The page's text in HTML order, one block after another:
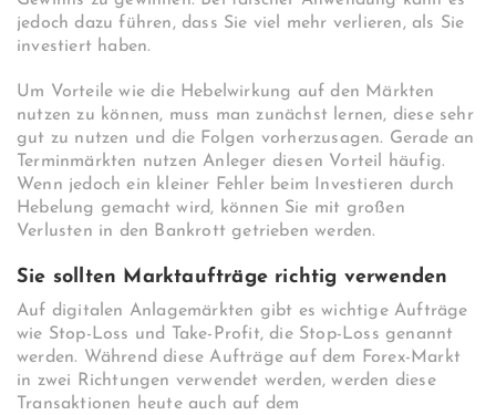
jedoch dazu führen, dass Sie viel mehr verlieren, als Sie
investiert haben.
Um Vorteile wie die Hebelwirkung auf den Märkten
nutzen zu können, muss man zunächst lernen, diese sehr
gut zu nutzen und die Folgen vorherzusagen. Gerade an
Terminmärkten nutzen Anleger diesen Vorteil häufig.
Wenn jedoch ein kleiner Fehler beim Investieren durch
Hebelung gemacht wird, können Sie mit großen
Verlusten in den Bankrott getrieben werden.
Sie sollten Marktaufträge richtig verwenden
Auf digitalen Anlagemärkten gibt es wichtige Aufträge
wie Stop-Loss und Take-Profit, die Stop-Loss genannt
werden. Während diese Aufträge auf dem Forex-Markt
in zwei Richtungen verwendet werden, werden diese
Transaktionen heute auch auf dem